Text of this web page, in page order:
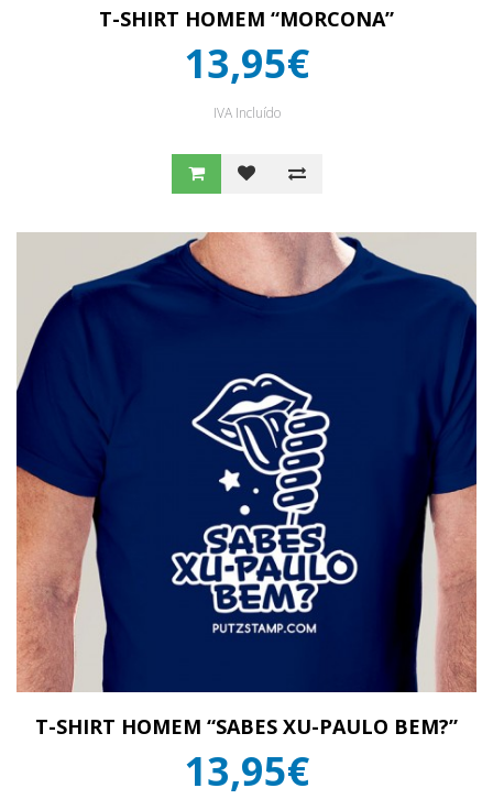
T-SHIRT HOMEM “MORCONA”
13,95€
IVA Incluído
T-SHIRT HOMEM “SABES XU-PAULO BEM?”
13,95€